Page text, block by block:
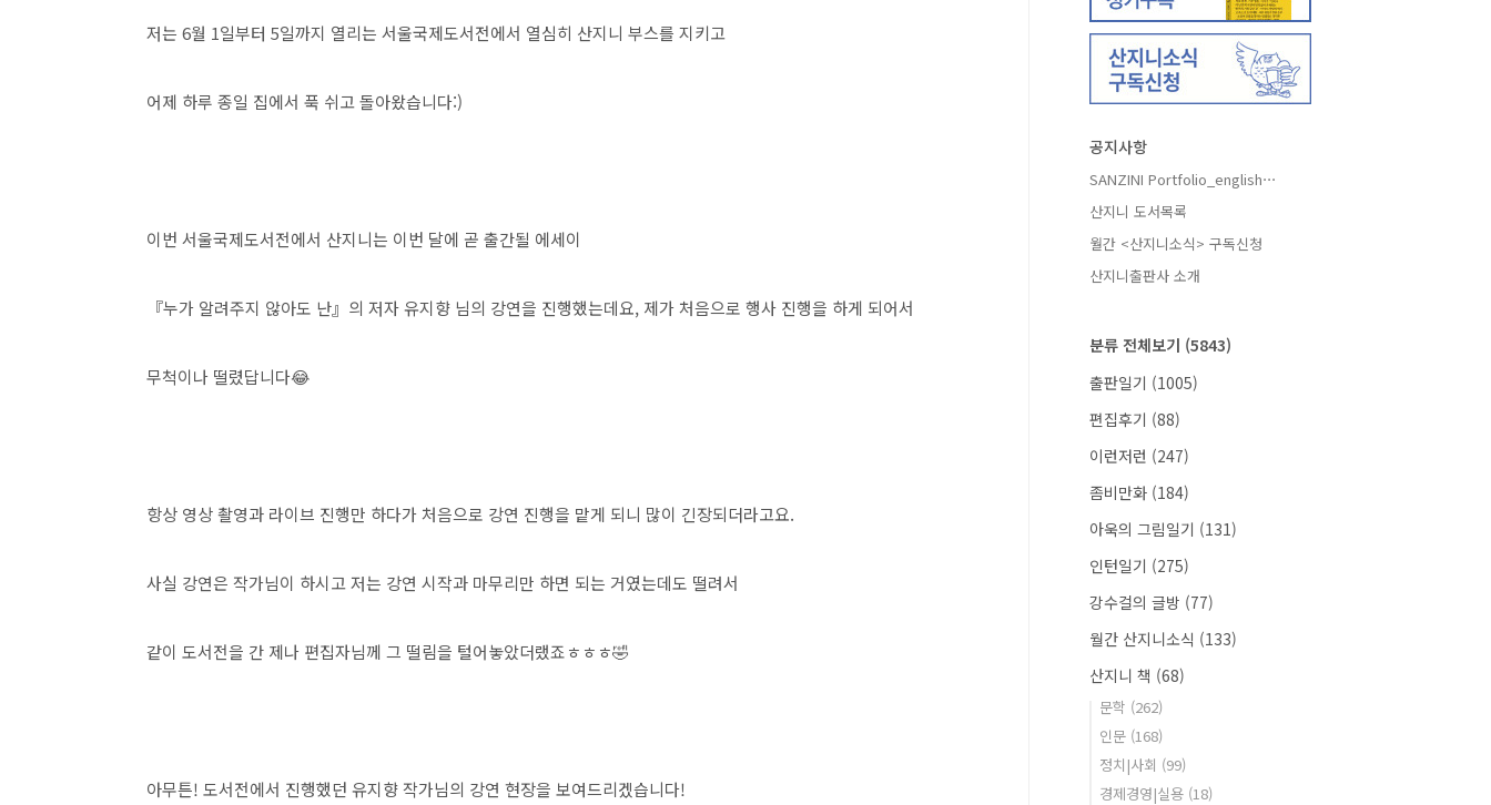
저는 6월 1일부터 5일까지 열리는 서울국제도서전에서 열심히 산지니 부스를 지키고
어제 하루 종일 집에서 푹 쉬고 돌아왔습니다:)
이번 서울국제도서전에서 산지니는 이번 달에 곧 출간될 에세이
『누가 알려주지 않아도 난』의 저자 유지향 님의 강연을 진행했는데요, 제가 처음으로 행사 진행을 하게 되어서
무척이나 떨렸답니다😂
항상 영상 촬영과 라이브 진행만 하다가 처음으로 강연 진행을 맡게 되니 많이 긴장되더라고요.
사실 강연은 작가님이 하시고 저는 강연 시작과 마무리만 하면 되는 거였는데도 떨려서
같이 도서전을 간 제나 편집자님께 그 떨림을 털어놓았더랬죠ㅎㅎㅎ🤣
아무튼! 도서전에서 진행했던 유지향 작가님의 강연 현장을 보여드리겠습니다!
공지사항
SANZINI Portfolio_english⋯
산지니 도서목록
월간 <산지니소식> 구독신청
산지니출판사 소개
분류 전체보기 (5843)
출판일기 (1005)
편집후기 (88)
이런저런 (247)
좀비만화 (184)
아욱의 그림일기 (131)
인턴일기 (275)
강수걸의 글방 (77)
월간 산지니소식 (133)
산지니 책 (68)
문학 (262)
인문 (168)
정치|사회 (99)
경제경영|실용 (18)